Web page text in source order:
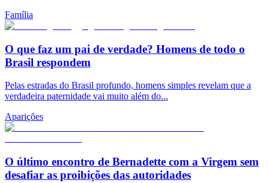
Família
O que faz um pai de verdade? Homens de todo o
Brasil respondem
Pelas estradas do Brasil profundo, homens simples revelam que a
verdadeira paternidade vai muito além do...
Aparições
O último encontro de Bernadette com a Virgem sem
desafiar as proibições das autoridades